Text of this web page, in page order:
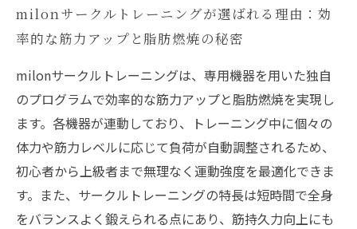
milonサークルトレーニングが選ばれる理由：効
率的な筋力アップと脂肪燃焼の秘密
milonサークルトレーニングは、専用機器を用いた独自
のプログラムで効率的な筋力アップと脂肪燃焼を実現し
ます。各機器が連動しており、トレーニング中に個々の
体力や筋力レベルに応じて負荷が自動調整されるため、
初心者から上級者まで無理なく運動強度を最適化できま
す。また、サークルトレーニングの特長は短時間で全身
をバランスよく鍛えられる点にあり、筋持久力向上にも